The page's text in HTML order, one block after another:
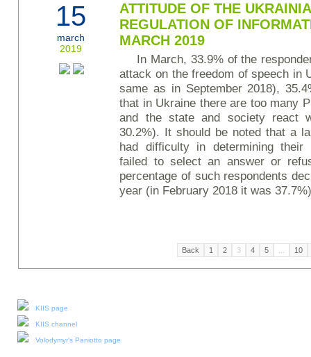
15
march
2019
ATTITUDE OF THE
REGULATION OF
MARCH 2019
In March, 33.9% of the
attack on the freedom of speech in
same as in September 2018),
that in Ukraine there are too many
and the state and society react
30.2%). It should be noted that a
had difficulty in determining their
failed to select an answer or
percentage of such respondents
year (in February 2018 it was
Back 1 2 3 4 5 10
KIIS page
KIIS channel
Volodymyr's Paniotto page